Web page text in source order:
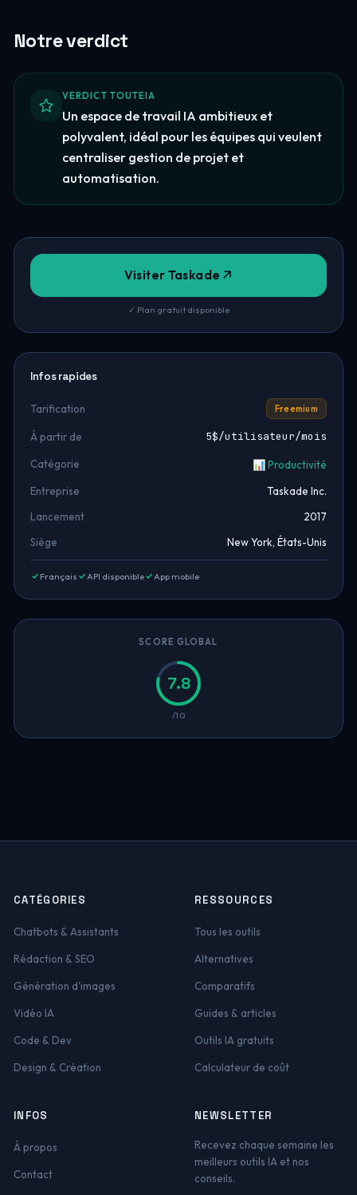
Notre verdict
VERDICT TOUTEIA
Un espace de travail IA ambitieux et
polyvalent, idéal pour les équipes qui veulent
centraliser gestion de projet et
automatisation.
Visiter Taskade
✓ Plan gratuit disponible
Infos rapides
Tarification Freemium
À partir de 5$/utilisateur/mois
Catégorie 📊 Productivité
Entreprise
Taskade Inc.
Lancement
2017
Siège
New York, États-Unis
Français API disponible App mobile
SCORE GLOBAL
7.8
/10
CATÉGORIES
Chatbots & Assistants
Rédaction & SEO
Génération d'images
Vidéo IA
Code & Dev
Design & Création
RESSOURCES
Tous les outils
Alternatives
Comparatifs
Guides & articles
Outils IA gratuits
Calculateur de coût
INFOS
À propos
Contact
NEWSLETTER
Recevez chaque semaine les
meilleurs outils IA et nos
conseils.